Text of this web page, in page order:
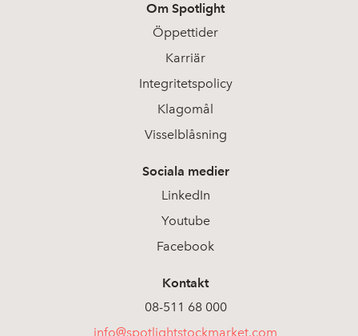
Om Spotlight
Öppettider
Karriär
Integritetspolicy
Klagomål
Visselblåsning
Sociala medier
LinkedIn
Youtube
Facebook
Kontakt
08-511 68 000
info@spotlightstockmarket.com